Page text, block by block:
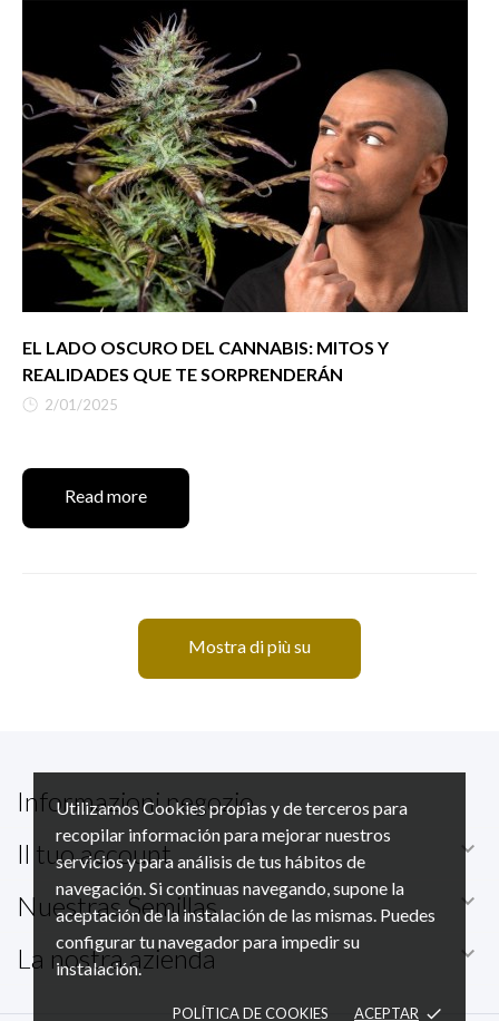
Utilizamos Cookies propias y de terceros para
recopilar información para mejorar nuestros
servicios y para análisis de tus hábitos de
navegación. Si continuas navegando, supone la
aceptación de la instalación de las mismas. Puedes
configurar tu navegador para impedir su
instalación.
POLÍTICA DE COOKIES ACEPTAR done
EL LADO OSCURO DEL CANNABIS: MITOS Y
REALIDADES QUE TE SORPRENDERÁN
2/01/2025
Read more
Mostra di più su
Informazioni negozio
Il tuo account

Nuestras Semillas 
La nostra azienda 